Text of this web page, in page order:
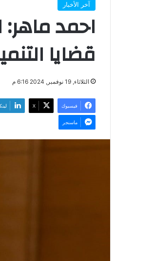
آخر الأخبار
احمد
قضايا
الثلاثاء, 19 نوفمبر, 2024 6:16 م
فيسبوك ‫X
ماسنجر